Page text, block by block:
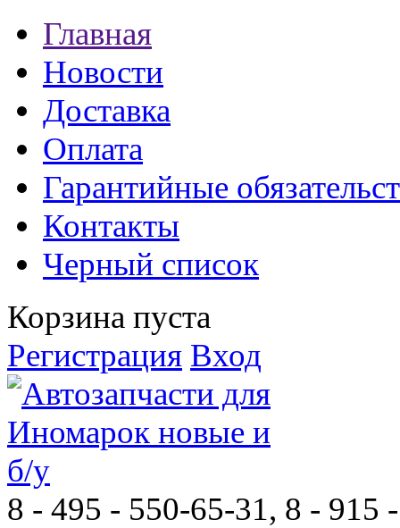
Главная
Новости
Доставка
Оплата
Гарантийные
Контакты
Черный список
Корзина пуста
Регистрация Вход
8 - 495 - 550-65-31, 8 - 915